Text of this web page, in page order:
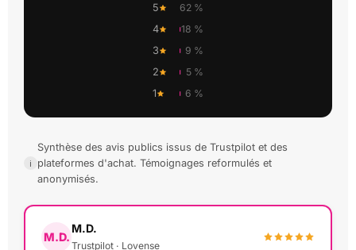
5
62 %
4
18 %
3
9 %
2
5 %
1
6 %
Synthèse des avis publics issus de Trustpilot et des
plateformes d'achat. Témoignages reformulés et
anonymisés.
M.D.
M.D.
Trustpilot · Lovense